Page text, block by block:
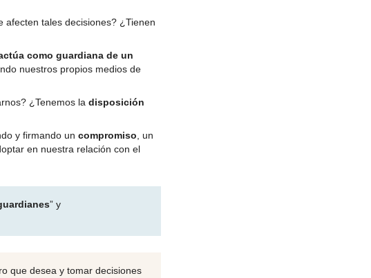
afecten tales decisiones? ¿Tienen
como guardiana de un
nuestros propios medios de
¿Tenemos la disposición
y firmando un compromiso , un
en nuestra relación con el
” y
que desea y tomar decisiones